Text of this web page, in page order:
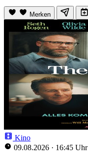
Merken
Kino
09.08.2026 · 16:45 Uhr